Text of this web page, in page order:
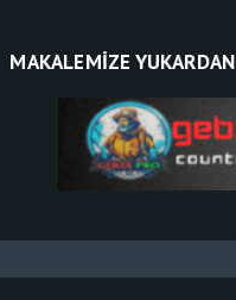
MAKALEMİZE YUKARDAN